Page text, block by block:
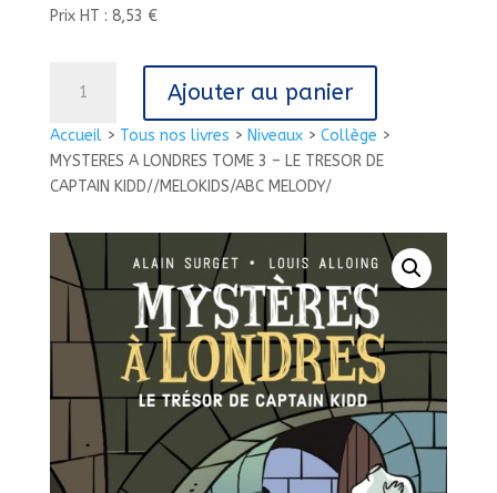
Accueil> Tous nos livres > Niveaux> Collège >
MYSTERES A LONDRES TOME 3 – LE TRESOR DE
CAPTAIN KIDD//MELOKIDS/ABC MELODY/
Prix HT : 8,53 €
MYSTERES
A
LONDRES
LE
TRESOR
CAPTAIN
KIDD//MELOKIDS/ABC
MELODY/
Ajouter au panier